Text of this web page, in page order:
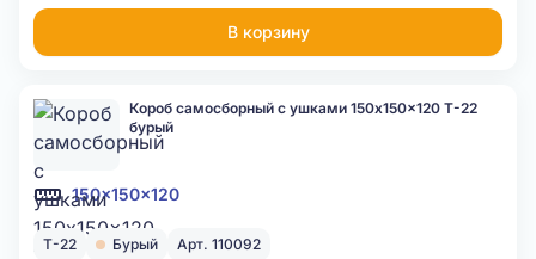
В корзину
150x150x120
Короб самосборный с ушками 150x150x120 Т-22
бурый
Т-22 Бурый Арт. 110092